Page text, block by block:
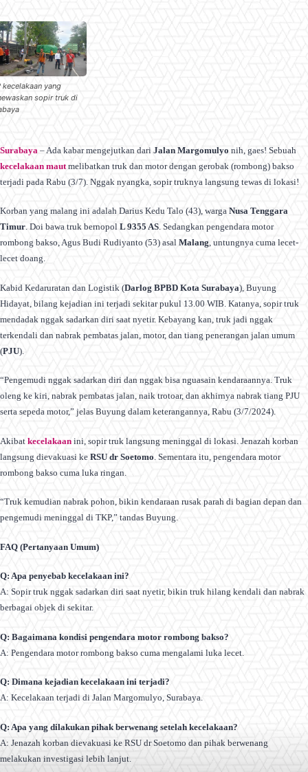
kecelakaan yang
sopir truk di
Surabaya – Ada kabar mengejutkan dari Jalan Margomulyo nih, gaes! Sebuah
kecelakaan maut melibatkan truk dan motor dengan gerobak (rombong) bakso
terjadi pada Rabu (3/7). Nggak nyangka, sopir truknya langsung tewas di lokasi!
Korban yang malang ini adalah Darius Kedu Talo (43), warga Nusa Tenggara
Timur. Doi bawa truk bernopol L 9355 AS. Sedangkan pengendara motor
rombong bakso, Agus Budi Rudiyanto (53) asal Malang, untungnya cuma lecet-
lecet doang.
Kabid Kedaruratan dan Logistik (Darlog BPBD Kota Surabaya), Buyung
Hidayat, bilang kejadian ini terjadi sekitar pukul 13.00 WIB. Katanya, sopir truk
mendadak nggak sadarkan diri saat nyetir. Kebayang kan, truk jadi nggak
terkendali dan nabrak pembatas jalan, motor, dan tiang penerangan jalan umum
(PJU).
“Pengemudi nggak sadarkan diri dan nggak bisa nguasain kendaraannya. Truk
oleng ke kiri, nabrak pembatas jalan, naik trotoar, dan akhirnya nabrak tiang PJU
serta sepeda motor,” jelas Buyung dalam keterangannya, Rabu (3/7/2024).
Akibat kecelakaan ini, sopir truk langsung meninggal di lokasi. Jenazah korban
langsung dievakuasi ke RSU dr Soetomo . Sementara itu, pengendara motor
rombong bakso cuma luka ringan.
“Truk kemudian nabrak pohon, bikin kendaraan rusak parah di bagian depan dan
pengemudi meninggal di TKP,” tandas Buyung.
FAQ (Pertanyaan Umum)
Q: Apa penyebab kecelakaan ini?
A: Sopir truk nggak sadarkan diri saat nyetir, bikin truk hilang kendali dan nabrak
berbagai objek di sekitar.
Q: Bagaimana kondisi pengendara motor rombong bakso?
A: Pengendara motor rombong bakso cuma mengalami luka lecet.
Q: Dimana kejadian kecelakaan ini terjadi?
A: Kecelakaan terjadi di Jalan Margomulyo, Surabaya.
Q: Apa yang dilakukan pihak berwenang setelah kecelakaan?
A: Jenazah korban dievakuasi ke RSU dr Soetomo dan pihak berwenang
melakukan investigasi lebih lanjut.